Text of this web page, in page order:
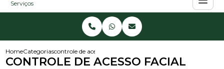
HomeCategoriascontrole de acesso facial
CONTROLE DE ACESSO FACIAL